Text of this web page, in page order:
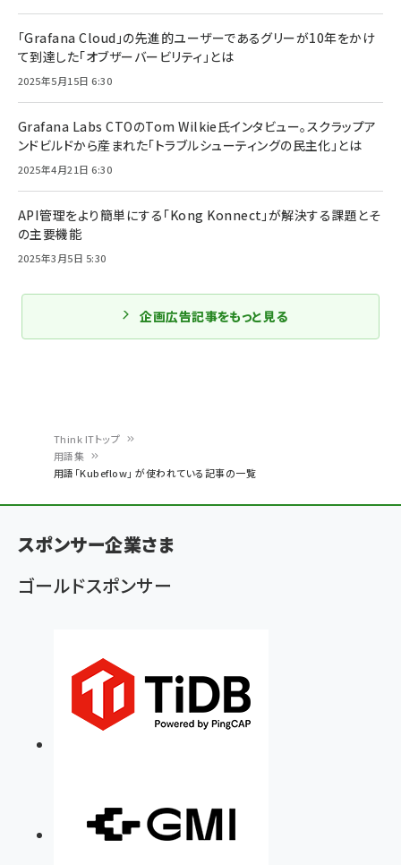
ン
く
ず
Think ITトップ
用語集
用語「Kubeflow」 が使われている記事の一覧
「Grafana Cloud」の先進的ユーザーであるグリーが10年をかけ
て到達した「オブザーバービリティ」とは
2025年5月15日 6:30
Grafana Labs CTOのTom Wilkie氏インタビュー。スクラップア
ンドビルドから産まれた「トラブルシューティングの民主化」とは
2025年4月21日 6:30
API管理をより簡単にする「Kong Konnect」が解決する課題とそ
の主要機能
2025年3月5日 5:30
企画広告記事をもっと見る
スポンサー企業さま
ゴールドスポンサー